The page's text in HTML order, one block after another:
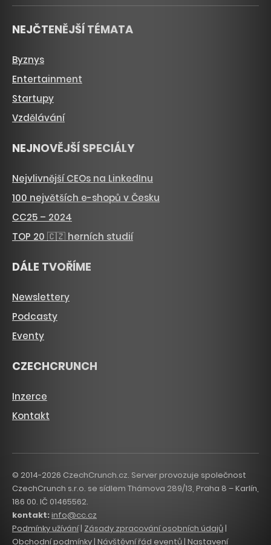
NEJČTENĚJŠÍ TÉMATA
Byznys
Entertainment
Startupy
Vzdělávání
NEJNOVĚJŠÍ SPECIÁLY
Nejvlivnější CEOs na LinkedInu
100 největších e-shopů v Česku
CC25 – 2024
TOP 20 🇨🇿 herních studií
DÁLE TVOŘÍME
Newslettery
Podcasty
Eventy
CZECHCRUNCH
Inzerce
Kontakt
© 2014-2026 CzechCrunch.cz. Server provozuje společnost
CzechCrunch s.r.o. se sídlem Thámova 289/13, Praha 8 – Karlín,
186 00. IČ 01465562.
kontakt:info@cc.cz
Podmínky užívání| Zásady zpracování osobních údajů |
Obchodní podmínky | Návštěvní řád eventů | Nastavení